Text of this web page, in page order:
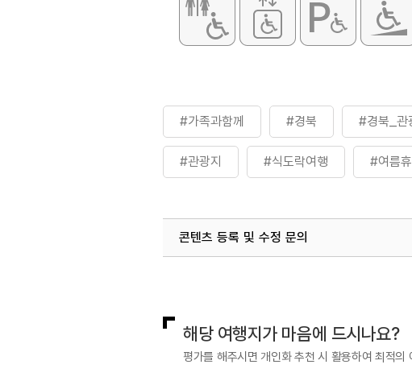
#가족과함께 #경북 #경북_관
#관광지 #식도락여행 #여름
콘텐츠 등록 및 수정 문의
해당 여행지가 마음에 드시나요?
평가를 해주시면 개인화 추천 시 활용하여 최적의